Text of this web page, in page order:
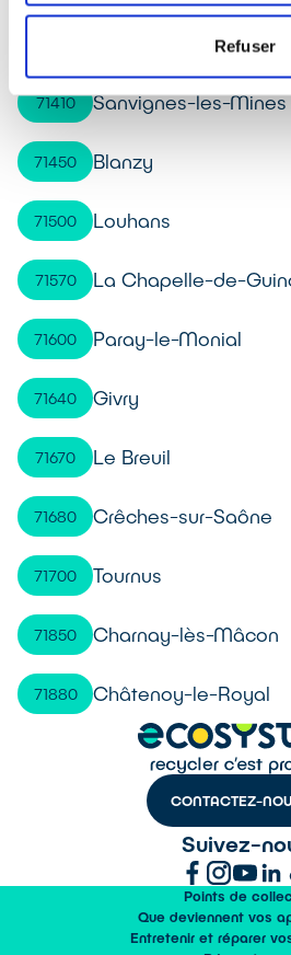
Refuser
71410 Sanvignes-les-Mines
71450 Blanzy
71500 Louhans
71570 La Chapelle-de-
71600 Paray-le-Monial
71640 Givry
71670 Le Breuil
71680 Crêches-sur-Saône
71700 Tournus
71850 Charnay-lès-Mâcon
71880 Châtenoy-le-Royal
CONTACTEZ-
Suivez-
Points de
Que deviennent vos
Entretenir et réparer